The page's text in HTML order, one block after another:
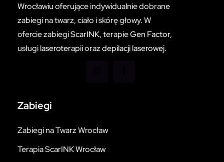
Wrocławiu oferujące indywidualnie dobrane
zabiegi na twarz, ciało i skórę głowy. W
ofercie zabiegiScarINK, terapieGen Factor,
usługilaseroterapiiorazdepilacji laserowej.
Zabiegi
Zabiegi na Twarz Wrocław
Terapia ScarINK Wrocław